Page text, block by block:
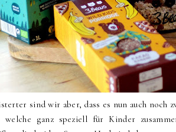
sind wir aber, dass es nun auch noch
ganz speziell für Kinder